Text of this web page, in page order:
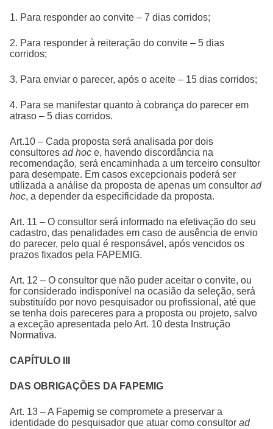
1. Para responder ao convite – 7 dias corridos;
2. Para responder à reiteração do convite – 5 dias
corridos;
3. Para enviar o parecer, após o aceite – 15 dias corridos;
4. Para se manifestar quanto à cobrança do parecer em
atraso – 5 dias corridos.
Art.10 – Cada proposta será analisada por dois
consultores ad hoc e, havendo discordância na
recomendação, será encaminhada a um terceiro consultor
para desempate. Em casos excepcionais poderá ser
utilizada a análise da proposta de apenas um consultor ad
hoc, a depender da especificidade da proposta.
Art. 11 – O consultor será informado na efetivação do seu
cadastro, das penalidades em caso de ausência de envio
do parecer, pelo qual é responsável, após vencidos os
prazos fixados pela FAPEMIG.
Art. 12 – O consultor que não puder aceitar o convite, ou
for considerado indisponível na ocasião da seleção, será
substituído por novo pesquisador ou profissional, até que
se tenha dois pareceres para a proposta ou projeto, salvo
a exceção apresentada pelo Art. 10 desta Instrução
Normativa.
CAPÍTULO III
DAS OBRIGAÇÕES DA FAPEMIG
Art. 13 – A Fapemig se compromete a preservar a
identidade do pesquisador que atuar como consultor ad